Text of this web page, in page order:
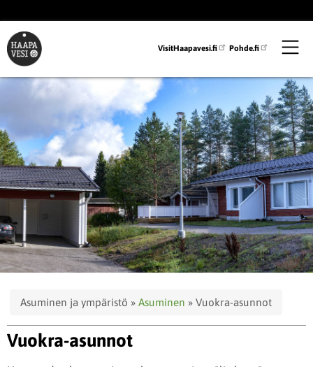
pääsisältöön
VisitHaapavesi.fi Pohde.fi
Murupolku
Asuminen ja ympäristö Asuminen Vuokra-asunnot
Vuokra-asunnot